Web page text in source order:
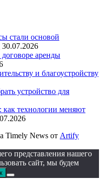
стали основой
30.07.2026
аренды
и благоустройству
устройство для
технологии меняют
Timely News от Artify
представления нашего
сайт, мы будем